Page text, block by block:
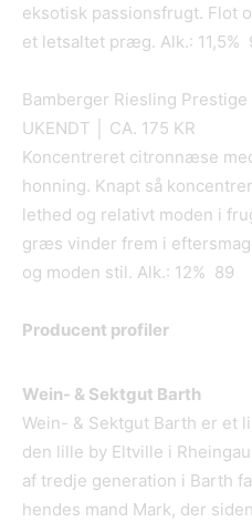
eksotisk passionsfrugt. Flot
et letsaltet præg. Alk.: 11,5%
Bamberger Riesling Prestige
UKENDT │ CA. 175 KR
Koncentreret citronnæse
honning. Knapt så
lethed og relativt moden i
græs vinder frem i
og moden stil. Alk.: 12% 89
Producent profiler
Wein- & Sektgut Barth
Wein- & Sektgut Barth er et
den lille by Eltville i
af tredje generation i Barth
hendes mand Mark, der